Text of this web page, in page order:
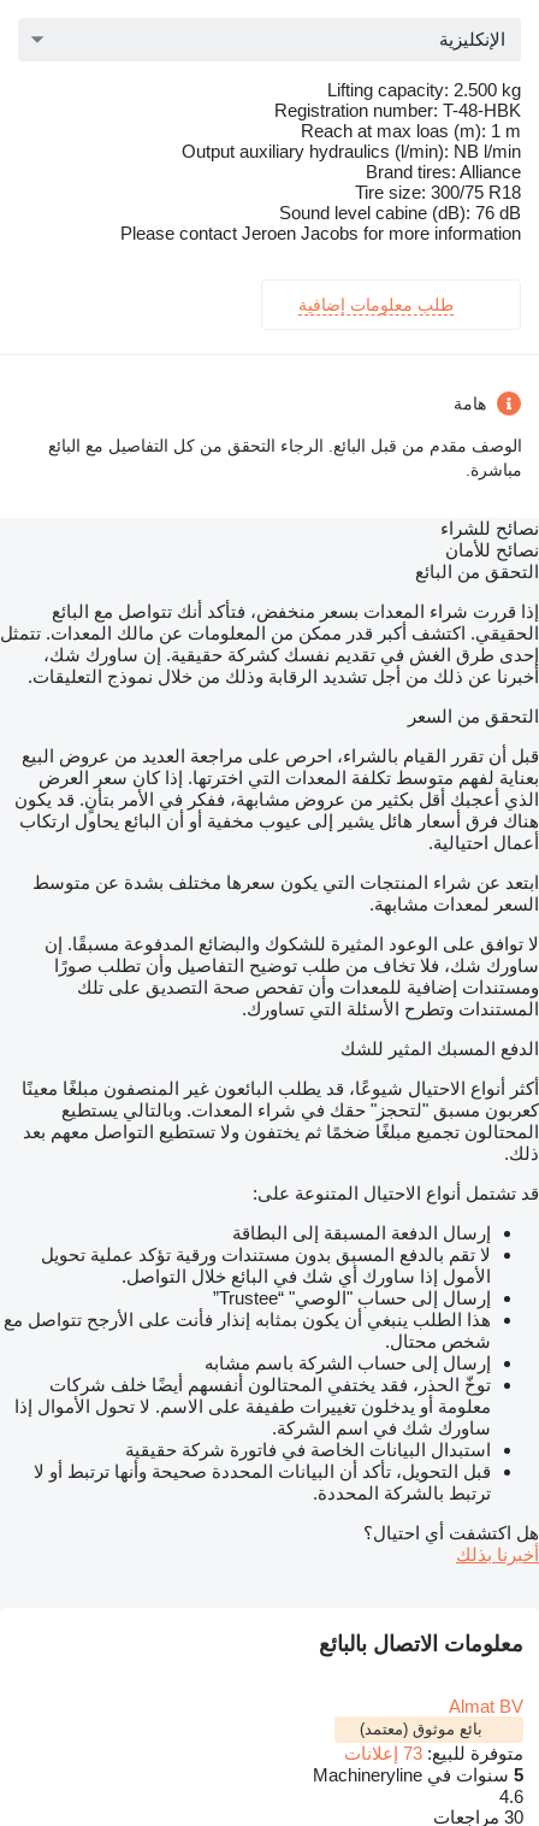
الإنكليزية
Lifting capacity: 2.500 kg
Registration number: T-48-HBK
Reach at max loas (m): 1 m
Output auxiliary hydraulics (l/min): NB l/min
Brand tires: Alliance
Tire size: 300/75 R18
Sound level cabine (dB): 76 dB
Please contact Jeroen Jacobs for more information
طلب معلومات إضافية
هامة
الوصف مقدم من قبل البائع. الرجاء التحقق من كل التفاصيل مع البائع
مباشرة.
نصائح للشراء
نصائح للأمان
التحقق من البائع
إذا قررت شراء المعدات بسعر منخفض، فتأكد أنك تتواصل مع البائع
الحقيقي. اكتشف أكبر قدر ممكن من المعلومات عن مالك المعدات. تتمثل
إحدى طرق الغش في تقديم نفسك كشركة حقيقية. إن ساورك شك،
أخبرنا عن ذلك من أجل تشديد الرقابة وذلك من خلال نموذج التعليقات.
التحقق من السعر
قبل أن تقرر القيام بالشراء، احرص على مراجعة العديد من عروض البيع
بعناية لفهم متوسط تكلفة المعدات التي اخترتها. إذا كان سعر العرض
الذي أعجبك أقل بكثير من عروض مشابهة، ففكر في الأمر بتأنٍ. قد يكون
هناك فرق أسعار هائل يشير إلى عيوب مخفية أو أن البائع يحاول ارتكاب
أعمال احتيالية.
ابتعد عن شراء المنتجات التي يكون سعرها مختلف بشدة عن متوسط
السعر لمعدات مشابهة.
لا توافق على الوعود المثيرة للشكوك والبضائع المدفوعة مسبقًا. إن
ساورك شك، فلا تخاف من طلب توضيح التفاصيل وأن تطلب صورًا
ومستندات إضافية للمعدات وأن تفحص صحة التصديق على تلك
المستندات وتطرح الأسئلة التي تساورك.
الدفع المسبك المثير للشك
أكثر أنواع الاحتيال شيوعًا، قد يطلب البائعون غير المنصفون مبلغًا معينًا
كعربون مسبق "لتحجز" حقك في شراء المعدات. وبالتالي يستطيع
المحتالون تجميع مبلغًا ضخمًا ثم يختفون ولا تستطيع التواصل معهم بعد
ذلك.
قد تشتمل أنواع الاحتيال المتنوعة على:
إرسال الدفعة المسبقة إلى البطاقة
لا تقم بالدفع المسبق بدون مستندات ورقية تؤكد عملية تحويل
الأمول إذا ساورك أي شك في البائع خلال التواصل.
إرسال إلى حساب "الوصي" “Trustee”
هذا الطلب ينبغي أن يكون بمثابه إنذار فأنت على الأرجح تتواصل مع
شخص محتال.
إرسال إلى حساب الشركة باسم مشابه
توخّ الحذر، فقد يختفي المحتالون أنفسهم أيضًا خلف شركات
معلومة أو يدخلون تغييرات طفيفة على الاسم. لا تحول الأموال إذا
ساورك شك في اسم الشركة.
استبدال البيانات الخاصة في فاتورة شركة حقيقية
قبل التحويل، تأكد أن البيانات المحددة صحيحة وأنها ترتبط أو لا
ترتبط بالشركة المحددة.
هل اكتشفت أي احتيال؟
أخبرنا بذلك
معلومات الاتصال بالبائع
Almat BV
بائع موثوق (معتمد)
متوفرة للبيع: 73 إعلانات
5 سنوات في Machineryline
4.6
30 مراجعات